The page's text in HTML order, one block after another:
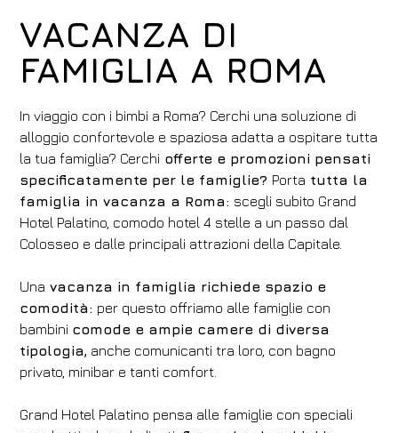
VACANZA DI
FAMIGLIA A ROMA
In viaggio con i bimbi a Roma? Cerchi una soluzione di
alloggio confortevole e spaziosa adatta a ospitare tutta
la tua famiglia? Cerchi offerte e promozioni pensati
specificatamente per le famiglie? Porta tutta la
famiglia in vacanza a Roma: scegli subito Grand
Hotel Palatino, comodo hotel 4 stelle a un passo dal
Colosseo e dalle principali attrazioni della Capitale.
Una vacanza in famiglia richiede spazio e
comodità: per questo offriamo alle famiglie con
bambini comode e ampie camere di diversa
tipologia, anche comunicanti tra loro, con bagno
privato, minibar e tanti comfort.
Grand Hotel Palatino pensa alle famiglie con speciali